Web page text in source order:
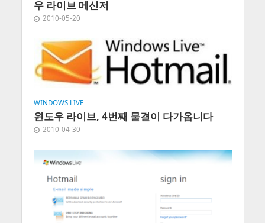
우 라이브 메신저
2010-05-20
WINDOWS LIVE
윈도우 라이브, 4번째 물결이 다가옵니다
2010-04-30